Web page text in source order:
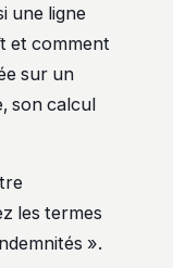
une ligne
et comment
sur un
son calcul
les termes
».